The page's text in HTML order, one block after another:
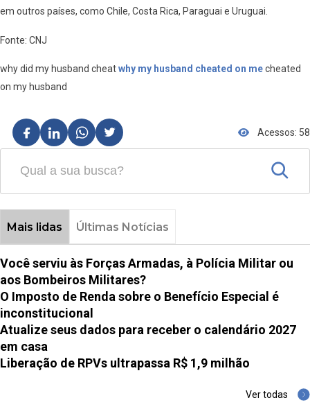
em outros países, como Chile, Costa Rica, Paraguai e Uruguai.
Fonte: CNJ
why did my husband cheatwhy my husband cheated on mecheated
on my husband
Acessos: 58
Mais lidas Últimas Notícias
Você serviu às Forças Armadas, à Polícia Militar ou
aos Bombeiros Militares?
O Imposto de Renda sobre o Benefício Especial é
inconstitucional
Atualize seus dados para receber o calendário 2027
em casa
Liberação de RPVs ultrapassa R$ 1,9 milhão
Ver todas